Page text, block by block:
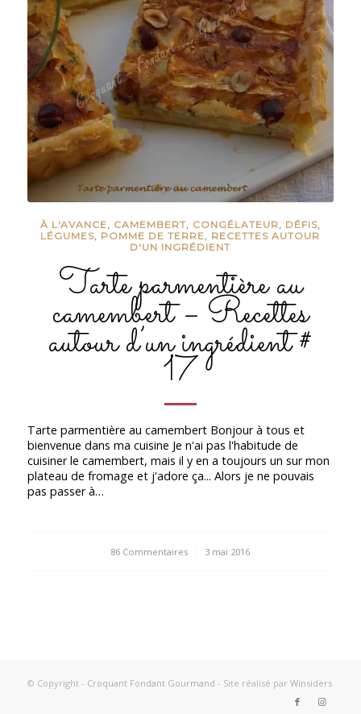
À L'AVANCE, CAMEMBERT, CONGÉLATEUR, DÉFIS,
LÉGUMES, POMME DE TERRE, RECETTES AUTOUR
D'UN INGRÉDIENT
Tarte parmentière au
camembert – Recettes
autour d’un ingrédient #
17
Tarte parmentière au camembert Bonjour à tous et
bienvenue dans ma cuisine Je n'ai pas l'habitude de
cuisiner le camembert, mais il y en a toujours un sur mon
plateau de fromage et j'adore ça... Alors je ne pouvais
pas passer à…
86 Commentaires
/ 3 mai 2016
© Copyright - Croquant Fondant Gourmand - Site réalisé par Winsiders